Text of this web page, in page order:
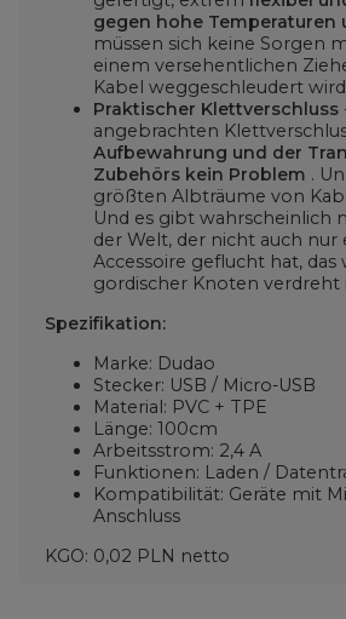
gegen hohe Temperaturen
müssen sich keine Sorgen
einem versehentlichen
Kabel weggeschleudert
Praktischer Klettverschluss
angebrachten
Aufbewahrung und der
Zubehörs kein Problem .
größten Albträume von
Und es gibt wahrscheinlich
der Welt, der nicht auch nur
Accessoire geflucht hat, das
gordischer Knoten verdreht
Spezifikation:
Marke: Dudao
Stecker: USB / Micro-USB
Material: PVC + TPE
Länge: 100cm
Arbeitsstrom: 2,4 A
Funktionen: Laden /
Kompatibilität: Geräte mit
Anschluss
KGO: 0,02 PLN netto